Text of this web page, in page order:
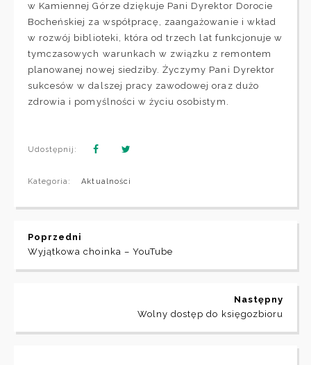
w Kamiennej Górze dziękuje Pani Dyrektor Dorocie
Bocheńskiej za współpracę, zaangażowanie i wkład
w rozwój biblioteki, która od trzech lat funkcjonuje w
tymczasowych warunkach w związku z remontem
planowanej nowej siedziby. Życzymy Pani Dyrektor
sukcesów w dalszej pracy zawodowej oraz dużo
zdrowia i pomyślności w życiu osobistym.
Udostępnij:
Kategoria: Aktualności
Poprzedni
Wyjątkowa choinka – YouTube
Następny
Wolny dostęp do księgozbioru